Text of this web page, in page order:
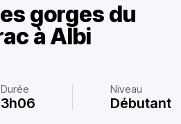
gorges du
à Albi
Durée
3h06
Niveau
Débutant